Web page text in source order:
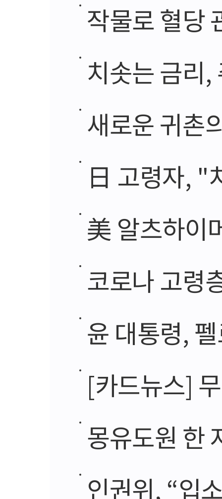
작물로 혈당
치솟는 금리,
새로운 귀촌
日 고령자, "
美 알츠하이
코로나 고령층
윤 대통령, 펠
[카드뉴스]
몽유도원 한
인권위, “입소